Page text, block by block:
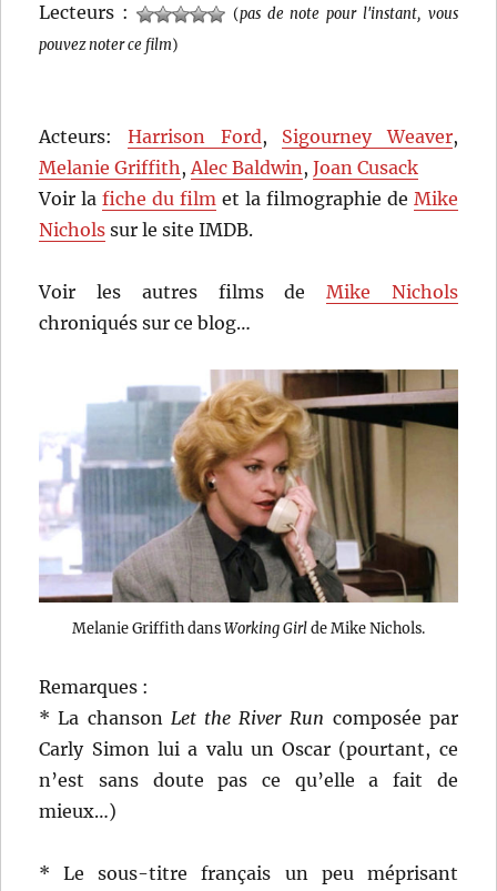
Lecteurs : (pas de note pour l'instant, vous
pouvez noter ce film)
Acteurs: Harrison Ford, Sigourney Weaver,
Melanie Griffith,Alec Baldwin,Joan Cusack
Voir lafiche du film et la filmographie de Mike
Nichols sur le site IMDB.
Voir les autres films de Mike Nichols
chroniqués sur ce blog…
Melanie Griffith dansWorking Girlde Mike Nichols.
Remarques :
* La chanson Let the River Run composée par
Carly Simon lui a valu un Oscar (pourtant, ce
n’est sans doute pas ce qu’elle a fait de
mieux…)
* Le sous-titre français un peu méprisant